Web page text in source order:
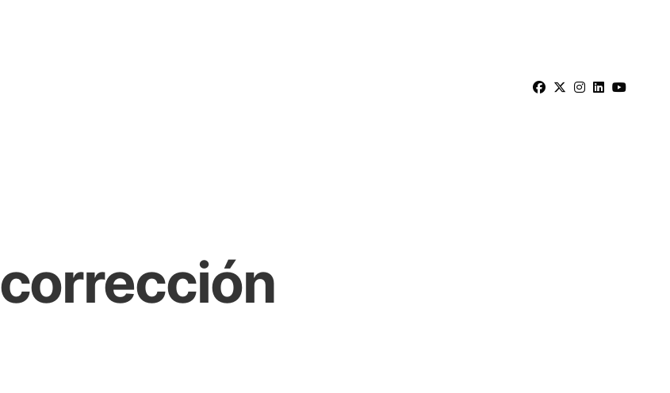
corrección